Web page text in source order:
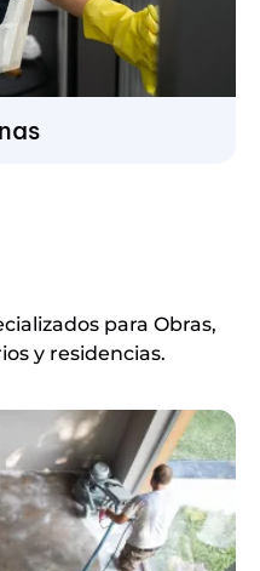
para Obras,
y residencias.